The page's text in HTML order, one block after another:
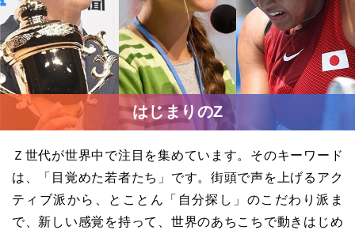
はじまりのZ
Ｚ世代が世界中で注目を集めています。そのキーワード
は、「目覚めた若者たち」です。街頭で声を上げるアク
ティブ派から、とことん「自分探し」のこだわり派ま
で、新しい感覚を持って、世界のあちこちで動きはじめ